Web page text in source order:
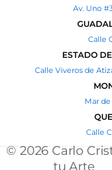
Av. Uno
Calle
ESTADO
Calle Viveros de
Mar de
Calle
© 2026 Carlo
tu Arte